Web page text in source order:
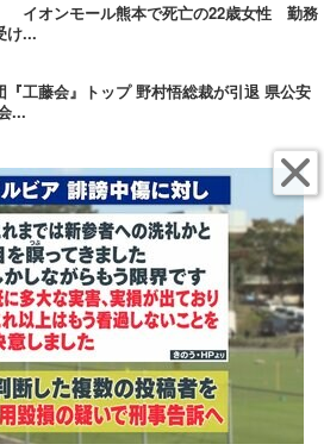
イオンモール熊本で死亡の22歳女性 勤務
け...
『工藤会』トップ 野村悟総裁が引退 県公安
...